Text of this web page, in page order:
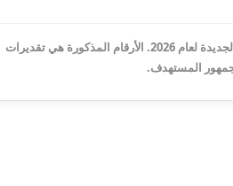
تم تحديث هذه المعلومات بناءً على سياسات يوتيوب الجديدة لعام 2026. الأرقام المذكورة هي تقديرات
المستهدف.